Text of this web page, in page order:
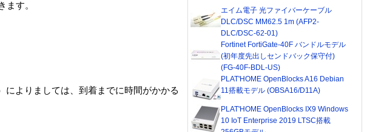
ます。
よりましては、到着までに時間がかかる
エイム電子 光ファイバーケーブル
DLC/DSC MM62.5 1m (AFP2-
DLC/DSC-62-01)
Fortinet FortiGate-40F バンドルモデル
(初年度先出しセンドバック保守付)
(FG-40F-BDL-US)
PLAT'HOME OpenBlocks A16 Debian
11搭載モデル (OBSA16/D11A)
PLAT'HOME OpenBlocks IX9 Windows
10 IoT Enterprise 2019 LTSC搭載